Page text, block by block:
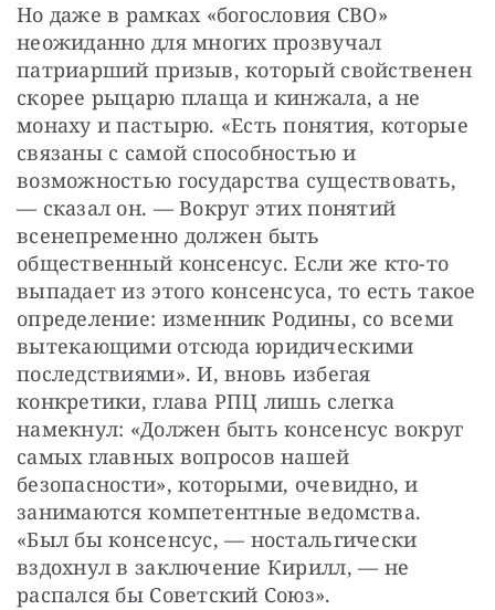
Но даже в рамках «богословия СВО»
неожиданно для многих прозвучал
патриарший призыв, который свойственен
скорее рыцарю плаща и кинжала, а не
монаху и пастырю. «Есть понятия, которые
связаны с самой способностью и
возможностью государства существовать,
— сказал он. — Вокруг этих понятий
всенепременно должен быть
общественный консенсус. Если же кто-то
выпадает из этого консенсуса, то есть такое
определение: изменник Родины, со всеми
вытекающими отсюда юридическими
последствиями». И, вновь избегая
конкретики, глава РПЦ лишь слегка
намекнул: «Должен быть консенсус вокруг
самых главных вопросов нашей
безопасности», которыми, очевидно, и
занимаются компетентные ведомства.
«Был бы консенсус, — ностальгически
вздохнул в заключение Кирилл, — не
распался бы Советский Союз».